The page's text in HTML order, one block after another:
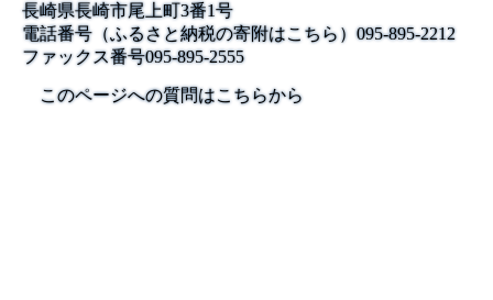
長崎県長崎市尾上町3番1号
電話番号 （ふるさと納税の寄附はこちら）095-895-2212
ファックス番号095-895-2555
このページへの質問はこちらから